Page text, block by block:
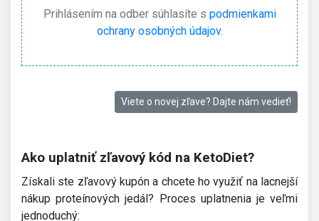
Prihlásením na odber súhlasíte s podmienkami
ochrany osobných údajov.
Viete o novej zľave? Dajte nám vedieť!
Ako uplatniť zľavový kód na KetoDiet?
Získali ste zľavový kupón a chcete ho využiť na lacnejší
nákup proteínových jedál? Proces uplatnenia je veľmi
jednoduchý: